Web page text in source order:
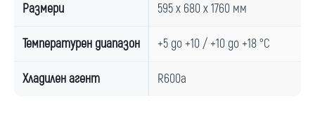
Размери 595 x 680 x 1760 мм
Температурен диапазон +5 до +10 / +10 до +18 °C
Хладилен агент R600a